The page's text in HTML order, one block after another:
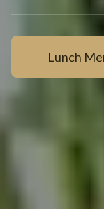
Lunch